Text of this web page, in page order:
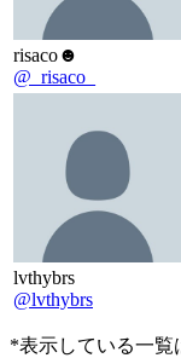
risaco☻
@_risaco_
lvthybrs
@lvthybrs
*表示している一覧